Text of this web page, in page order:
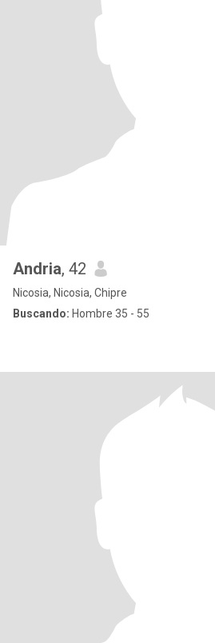
Andria, 42
Nicosia, Nicosia, Chipre
Buscando: Hombre 35 - 55